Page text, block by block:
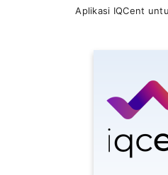
Aplikasi IQCent